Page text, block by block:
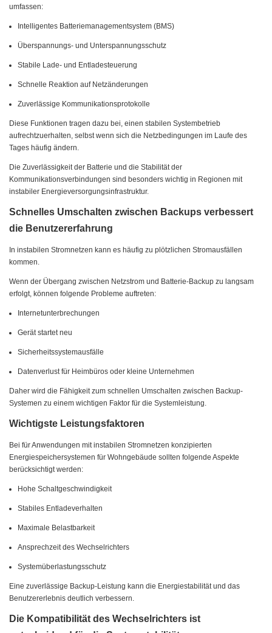
umfassen:
Intelligentes Batteriemanagementsystem (BMS)
Überspannungs- und Unterspannungsschutz
Stabile Lade- und Entladesteuerung
Schnelle Reaktion auf Netzänderungen
Zuverlässige Kommunikationsprotokolle
Diese Funktionen tragen dazu bei, einen stabilen Systembetrieb
aufrechtzuerhalten, selbst wenn sich die Netzbedingungen im Laufe des
Tages häufig ändern.
Die Zuverlässigkeit der Batterie und die Stabilität der
Kommunikationsverbindungen sind besonders wichtig in Regionen mit
instabiler Energieversorgungsinfrastruktur.
Schnelles Umschalten zwischen Backups verbessert
die Benutzererfahrung
In instabilen Stromnetzen kann es häufig zu plötzlichen Stromausfällen
kommen.
Wenn der Übergang zwischen Netzstrom und Batterie-Backup zu langsam
erfolgt, können folgende Probleme auftreten:
Internetunterbrechungen
Gerät startet neu
Sicherheitssystemausfälle
Datenverlust für Heimbüros oder kleine Unternehmen
Daher wird die Fähigkeit zum schnellen Umschalten zwischen Backup-
Systemen zu einem wichtigen Faktor für die Systemleistung.
Wichtigste Leistungsfaktoren
Bei für Anwendungen mit instabilen Stromnetzen konzipierten
Energiespeichersystemen für Wohngebäude sollten folgende Aspekte
berücksichtigt werden:
Hohe Schaltgeschwindigkeit
Stabiles Entladeverhalten
Maximale Belastbarkeit
Ansprechzeit des Wechselrichters
Systemüberlastungsschutz
Eine zuverlässige Backup-Leistung kann die Energiestabilität und das
Benutzererlebnis deutlich verbessern.
Die Kompatibilität des Wechselrichters ist